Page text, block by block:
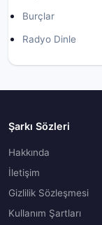
Burçlar
Radyo Dinle
Şarkı Sözleri
Hakkında
İletişim
Gizlilik Sözleşmesi
Kullanım Şartları